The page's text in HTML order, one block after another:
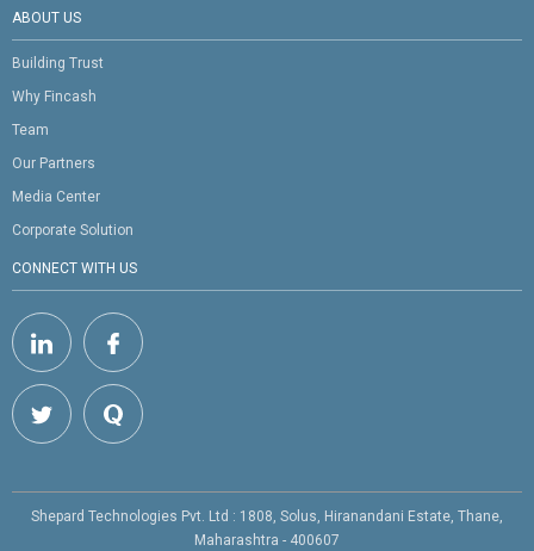
ABOUT US
Building Trust
Why Fincash
Team
Our Partners
Media Center
Corporate Solution
CONNECT WITH US
Shepard Technologies Pvt. Ltd : 1808, Solus, Hiranandani Estate, Thane,
Maharashtra - 400607